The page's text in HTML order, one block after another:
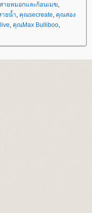
ายหมอกและก้อนเมฆ,
ยน้ำ, คุณsecreate, คุณสอง
, คุณMax Bulliboo,